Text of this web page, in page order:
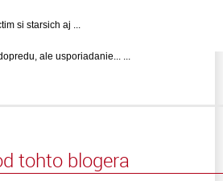
si starsich aj ...
ale usporiadanie... ...
tohto blogera